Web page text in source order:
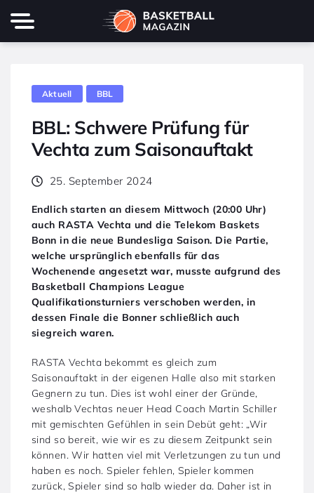
Aktuell BBL
BBL: Schwere Prüfung für
Vechta zum Saisonauftakt
25. September 2024
Endlich starten an diesem Mittwoch (20:00 Uhr)
auch RASTA Vechta und die Telekom Baskets
Bonn in die neue Bundesliga Saison. Die Partie,
welche ursprünglich ebenfalls für das
Wochenende angesetzt war, musste aufgrund des
Basketball Champions League
Qualifikationsturniers verschoben werden, in
dessen Finale die Bonner schließlich auch
siegreich waren.
RASTA Vechta bekommt es gleich zum
Saisonauftakt in der eigenen Halle also mit starken
Gegnern zu tun. Dies ist wohl einer der Gründe,
weshalb Vechtas neuer Head Coach Martin Schiller
mit gemischten Gefühlen in sein Debüt geht: „Wir
sind so bereit, wie wir es zu diesem Zeitpunkt sein
können. Wir hatten viel mit Verletzungen zu tun und
haben es noch. Spieler fehlen, Spieler kommen
zurück, Spieler sind so halb wieder da. Daher ist in